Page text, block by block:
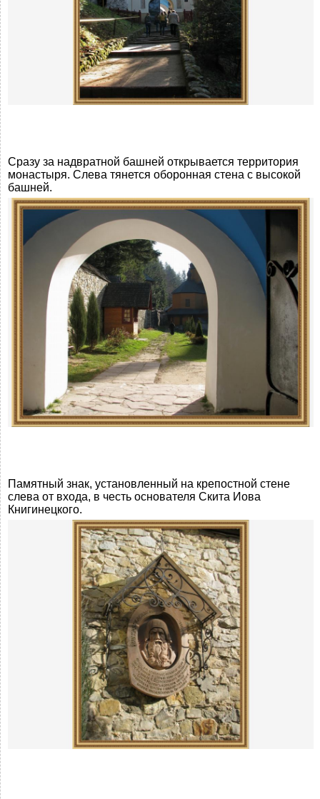
Сразу за надвратной башней открывается территория
монастыря. Слева тянется оборонная стена с высокой
башней.
Памятный знак, установленный на крепостной стене
слева от входа, в честь основателя Скита Иова
Книгинецкого.